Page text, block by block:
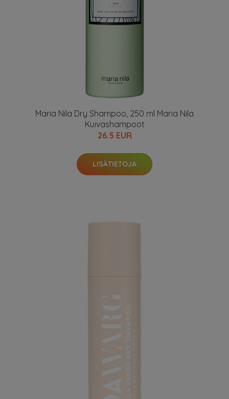
Maria Nila Dry Shampoo, 250 ml Maria Nila
Kuivashampoot
26.5 EUR
LISÄTIETOJA